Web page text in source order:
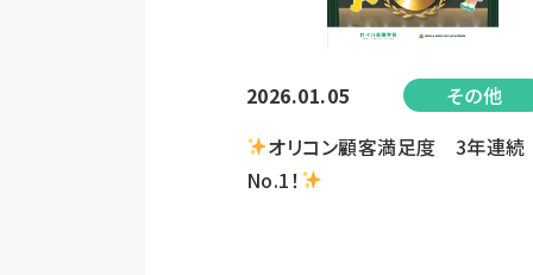
2026.01.05
その他
オリコン顧客満足度 3年連続
No.1！